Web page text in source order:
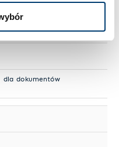
dla dokumentów